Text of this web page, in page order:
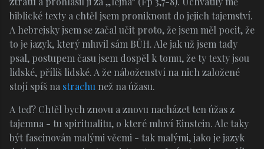
biblické texty a chtěl jsem proniknout do jejich tajemství.
A hebrejsky jsem se začal učit proto, že jsem měl pocit, že
to je jazyk, který mluvil sám BŮH. Ale jak už jsem tady
psal, postupem času jsem dospěl k tomu, že ty texty jsou
lidské, příliš lidské. A že náboženství na nich založené
stojí spíš na strachu než na úžasu.
A teď? Chtěl bych znovu a znovu nacházet ten úžas z
tajemna - tu spiritualitu, o které mluví Einstein. Ale taky
být fascinován malými věcmi - tak malými, jako je jazyk